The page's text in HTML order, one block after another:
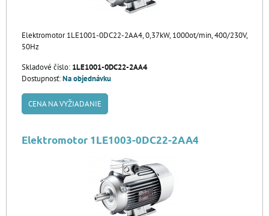
Elektromotor 1LE1001-0DC22-2AA4, 0,37kW, 1000ot/min, 400/230V,
50Hz
Skladové číslo: 1LE1001-0DC22-2AA4
Dostupnosť:Na objednávku
CENA NA VYŽIADANIE
Elektromotor 1LE1003-0DC22-2AA4